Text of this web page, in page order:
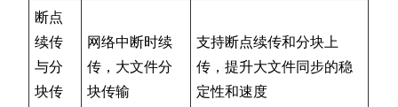
断点
续传
与分
块传
网络中断时续
传，大文件分
块传输
支持断点续传和分块上
传，提升大文件同步的稳
定性和速度